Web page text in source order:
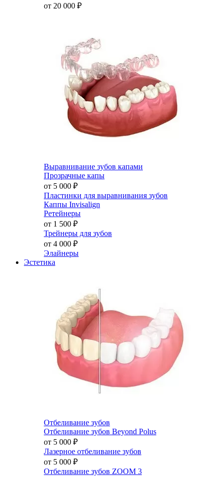
от 20 000 ₽
Выравнивание зубов капами
Прозрачные капы
от 5 000 ₽
Пластинки для выравнивания зубов
Каппы Invisalign
Ретейнеры
от 1 500 ₽
Трейнеры для зубов
от 4 000 ₽
Элайнеры
Эстетика
Отбеливание зубов
Отбеливание зубов Beyond Polus
от 5 000 ₽
Лазерное отбеливание зубов
от 5 000 ₽
Отбеливание зубов ZOOM 3